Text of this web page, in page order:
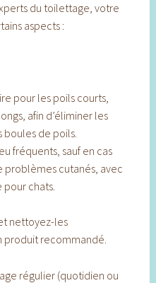
du toilettage, votre
aspects :
pour les poils courts,
afin d’éliminer les
de poils.
fréquents, sauf en cas
cutanés, avec
chats.
nettoyez-les
produit recommandé.
régulier (quotidien ou